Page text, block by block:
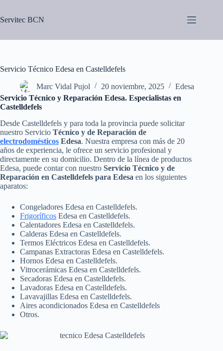
contenido
Servitec BCN
Servicio Técnico Edesa en Castelldefels
Marc Vidal Pujol 20 noviembre, 2025
Edesa
Servicio Técnico y Reparación Edesa. Especialistas en
Castelldefels
Desde Castelldefels y para toda la provincia puede solicitar
nuestro Servicio Técnico y de Reparación de
electrodomésticos Edesa. Nuestra empresa con más de 20
años de experiencia, le ofrece un servicio profesional y
directamente en su domicilio. Dentro de la línea de productos
Edesa, puede contar con nuestro Servicio Técnico y de
Reparación en Castelldefels para Edesa en los siguientes
aparatos:
Congeladores Edesa en Castelldefels.
Frigoríficos Edesa en Castelldefels.
Calentadores Edesa en Castelldefels.
Calderas Edesa en Castelldefels.
Termos Eléctricos Edesa en Castelldefels.
Campanas Extractoras Edesa en Castelldefels.
Hornos Edesa en Castelldefels.
Vitrocerámicas Edesa en Castelldefels.
Secadoras Edesa en Castelldefels.
Lavadoras Edesa en Castelldefels.
Lavavajillas Edesa en Castelldefels.
Aires acondicionados Edesa en Castelldefels
Otros.